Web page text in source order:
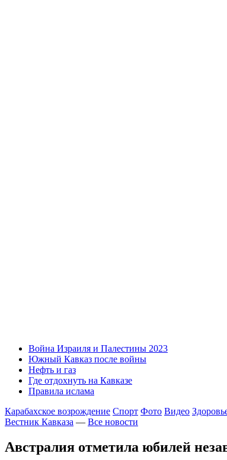
Война Израиля и Палестины 2023
Южный Кавказ после войны
Нефть и газ
Где отдохнуть на Кавказе
Правила ислама
Карабахское возрождение Спорт Фото Видео
Вестник Кавказа — Все новости
Австралия отметила юбилей